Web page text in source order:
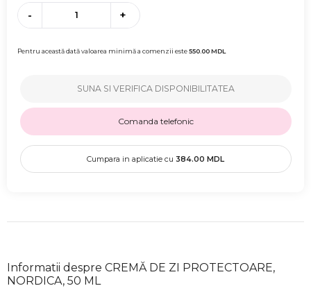
- +
Pentru această dată valoarea minimă a comenzii este550.00MDL
SUNA SI VERIFICA DISPONIBILITATEA
Comanda telefonic
Cumpara in aplicatie cu 384.00 MDL
Informatii despre CREMĂ DE ZI PROTECTOARE,
NORDICA, 50 ML